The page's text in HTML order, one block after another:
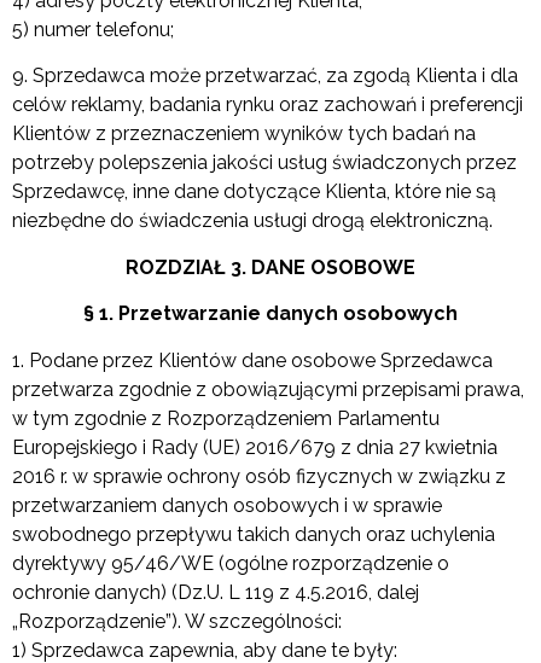
5) numer telefonu;
9. Sprzedawca może przetwarzać, za zgodą Klienta i dla
celów reklamy, badania rynku oraz zachowań i preferencji
Klientów z przeznaczeniem wyników tych badań na
potrzeby polepszenia jakości usług świadczonych przez
Sprzedawcę, inne dane dotyczące Klienta, które nie są
niezbędne do świadczenia usługi drogą elektroniczną.
ROZDZIAŁ 3. DANE OSOBOWE
§ 1. Przetwarzanie danych osobowych
1. Podane przez Klientów dane osobowe Sprzedawca
przetwarza zgodnie z obowiązującymi przepisami prawa,
w tym zgodnie z Rozporządzeniem Parlamentu
Europejskiego i Rady (UE) 2016/679 z dnia 27 kwietnia
2016 r. w sprawie ochrony osób fizycznych w związku z
przetwarzaniem danych osobowych i w sprawie
swobodnego przepływu takich danych oraz uchylenia
dyrektywy 95/46/WE (ogólne rozporządzenie o
ochronie danych) (Dz.U. L 119 z 4.5.2016, dalej
„Rozporządzenie”). W szczególności:
1) Sprzedawca zapewnia, aby dane te były: